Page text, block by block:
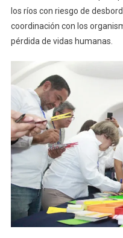
los ríos con riesgo de
coordinación con los
pérdida de vidas humanas.